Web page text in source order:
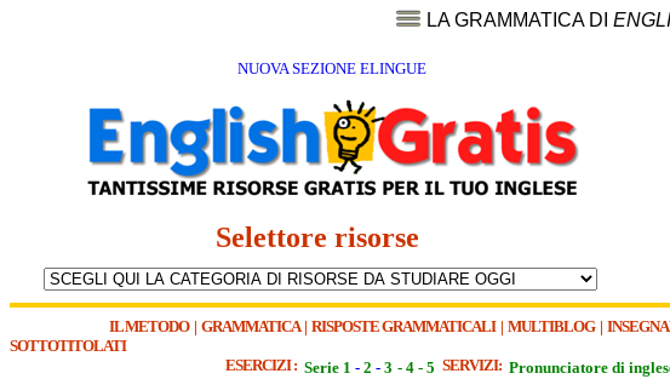
LA GRAMMATICA DI
NUOVA SEZIONE ELINGUE
Selettore risorse
IL METODO| GRAMMATICA| RISPOSTE GRAMMATICALI| MULTIBLOG|
SOTTOTITOLATI
ESERCIZI : Serie 1 - 2 - 3 - 4 - 5 SERVIZI: Pronunciatore di